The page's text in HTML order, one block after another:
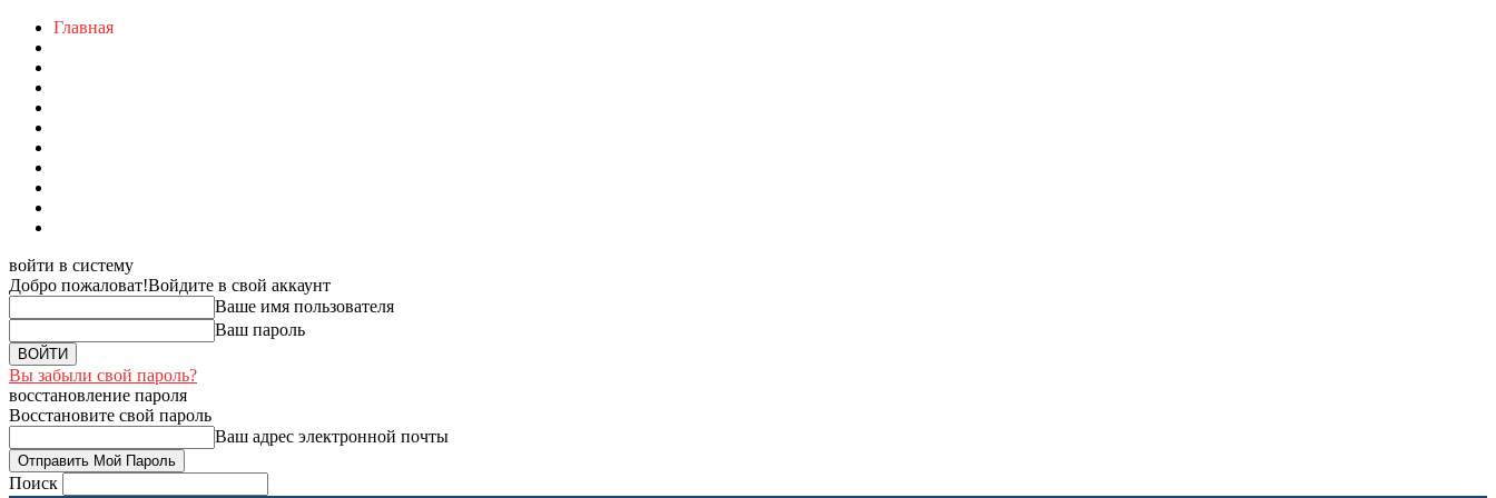
Главная
войти в систему
Добро пожаловат!Войдите в свой аккаунт
Ваше имя пользователя
Ваш пароль
Вы забыли свой пароль?
восстановление пароля
Восстановите свой пароль
Ваш адрес электронной почты
Поиск